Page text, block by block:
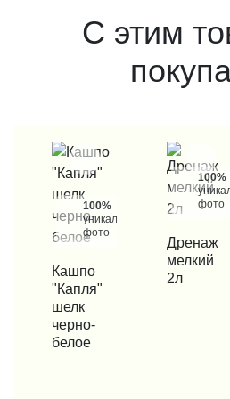
С этим
100%
уникальные
фото
КУПИТЬ В 1 КЛИК
Кашпо
"Капля"
шелк
черно-
белое
100%
фото
КУПИТЬ В 1
Дренаж
мелкий
2л